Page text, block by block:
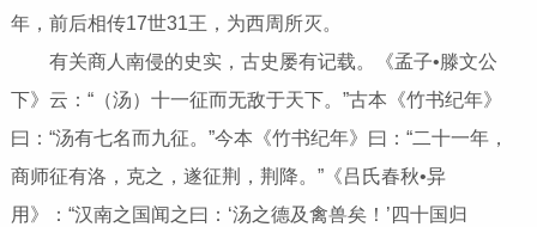
年，前后相传17世31王，为西周所灭。
有关商人南侵的史实，古史屡有记载。《孟子•滕文公
下》云：“（汤）十一征而无敌于天下。”古本《竹书纪年》
曰：“汤有七名而九征。”今本《竹书纪年》曰：“二十一年，
商师征有洛，克之，遂征荆，荆降。”《吕氏春秋•异
用》：“汉南之国闻之曰：‘汤之德及禽兽矣！’四十国归